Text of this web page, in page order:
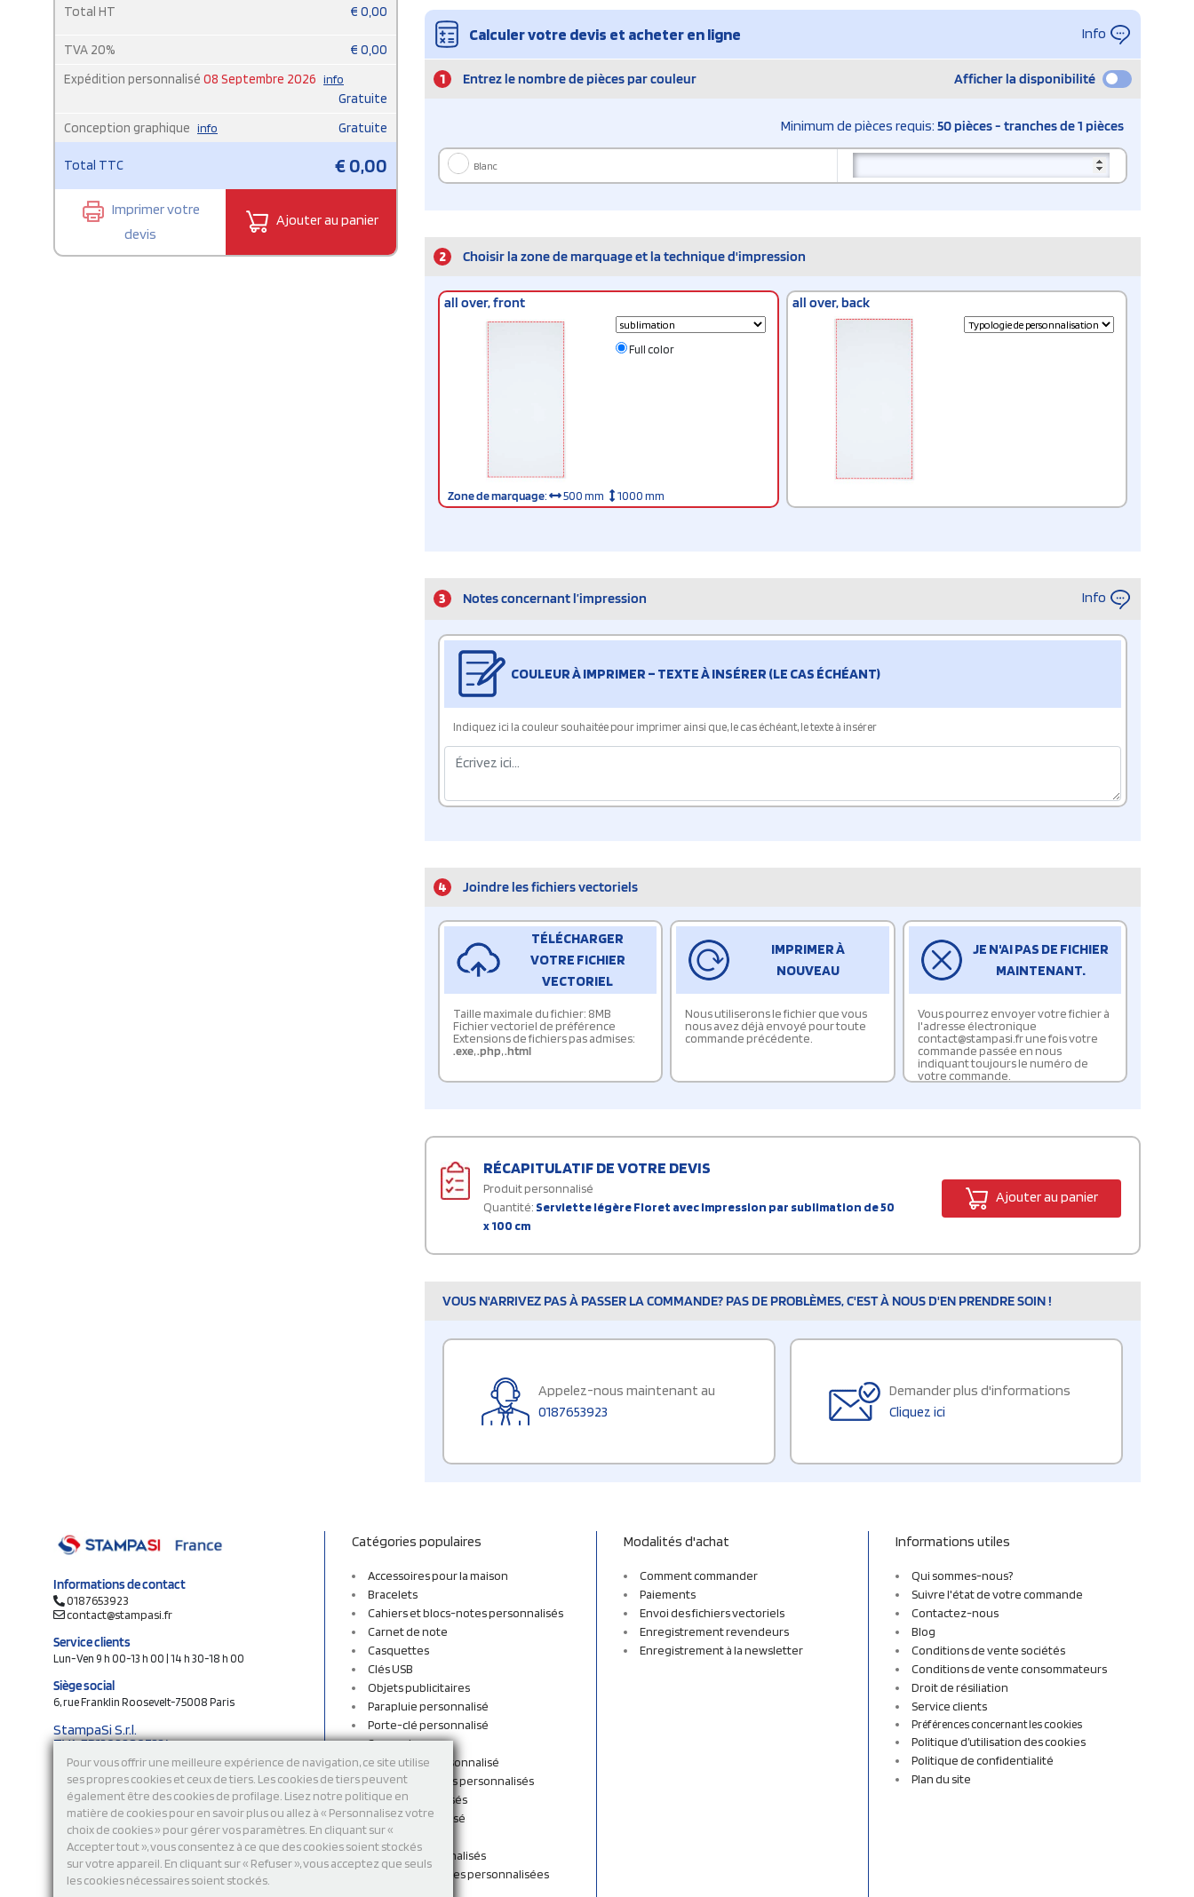
Pour vous offrir une meilleure expérience de navigation, ce site utilise
ses propres cookies et ceux de tiers. Les cookies de tiers peuvent
également être des cookies de profilage. Lisez notre politique en
matière de cookies pour en savoir plus ou allez à « Personnalisez votre
choix de cookies » pour gérer vos paramètres. En cliquant sur «
Accepter tout », vous consentez à ce que des cookies soient stockés
sur votre appareil. En cliquant sur « Refuser », vous acceptez que seuls
les cookies nécessaires soient stockés.
Total HT
€ 0,00
TVA 20% € 0,00
Expédition personnalisé 08 Septembre 2026 info
Gratuite
Conception graphique info Gratuite
Total TTC €0,00
Imprimer votre
devis
Ajouter au panier
Calculer votre devis et acheter en ligne Info
1 Entrez le nombre de pièces par couleur Afficher la disponibilité
Minimum de pièces requis: 50 pièces - tranches de 1 pièces
Blanc
2 Choisir la zone de marquage et la technique d'impression
all over, front
Full color
Zone de marquage: 500 mm 1000 mm
all over, back
3 Notes concernant l’impression Info
COULEUR À IMPRIMER – TEXTE À INSÉRER (LE CAS ÉCHÉANT)
Indiquez ici la couleur souhaitée pour imprimer ainsi que, le cas échéant, le texte à insérer
4 Joindre les fichiers vectoriels
TÉLÉCHARGER
VOTRE FICHIER
VECTORIEL
Taille maximale du fichier: 8MB
Fichier vectoriel de préférence
Extensions de fichiers pas admises:
.exe,.php,.html
IMPRIMER À
NOUVEAU
Nous utiliserons le fichier que vous
nous avez déjà envoyé pour toute
commande précédente.
JE N'AI PAS DE FICHIER
MAINTENANT.
Vous pourrez envoyer votre fichier à
l'adresse électronique
contact@stampasi.fr une fois votre
commande passée en nous
indiquant toujours le numéro de
votre commande.
RÉCAPITULATIF DE VOTRE DEVIS
Produit personnalisé
Quantité: Serviette légère Floret avec impression par sublimation de 50
x 100 cm
Ajouter au panier
VOUS N'ARRIVEZ PAS À PASSER LA COMMANDE? PAS DE PROBLÈMES, C'EST À NOUS D'EN PRENDRE SOIN !
Appelez-nous maintenant au
0187653923
Demander plus d'informations
Cliquez ici
Informations de contact
0187653923
contact@stampasi.fr
Service clients
Lun-Ven 9 h 00-13 h 00 | 14 h 30-18 h 00
Siège social
6, rue Franklin Roosevelt-75008 Paris
StampaSi S.r.l.
TVA FR13922807334
N° Rea MI-2110632
Capital social € 250.000 i.v.
Découvrez notre catalogue en ligne
Catégories populaires
Accessoires pour la maison
Bracelets
Cahiers et blocs-notes personnalisés
Carnet de note
Casquettes
Clés USB
Objets publicitaires
Parapluie personnalisé
Porte-clé personnalisé
Sac cordon
Sac en tissu personnalisé
Sacs et sacs à dos personnalisés
Sacs personnalisés
Stylo personnalisé
Sweatshirts
T-shirts personnalisés
Tasses et Gourdes personnalisées
Modalités d'achat
Comment commander
Paiements
Envoi des fichiers vectoriels
Enregistrement revendeurs
Enregistrement à la newsletter
Informations utiles
Qui sommes-nous?
Suivre l'état de votre commande
Contactez-nous
Blog
Conditions de vente sociétés
Conditions de vente consommateurs
Droit de résiliation
Service clients
Préférences concernant les cookies
Politique d’utilisation des cookies
Politique de confidentialité
Plan du site